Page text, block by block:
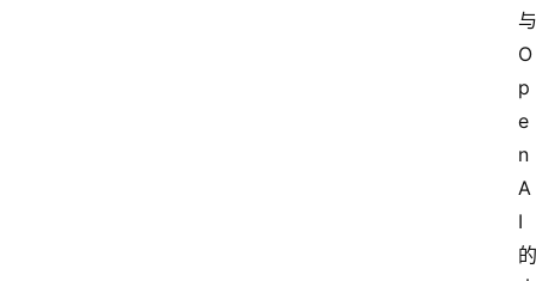
与
O
p
e
n
A
I
的